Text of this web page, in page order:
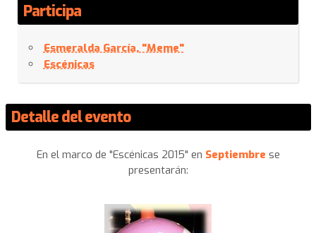
Participa
Esmeralda García, "Meme"
Escénicas
Detalle del evento
En el marco de "Escénicas 2015" en Septiembre se
presentarán: